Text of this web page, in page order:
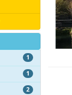
1
1
2